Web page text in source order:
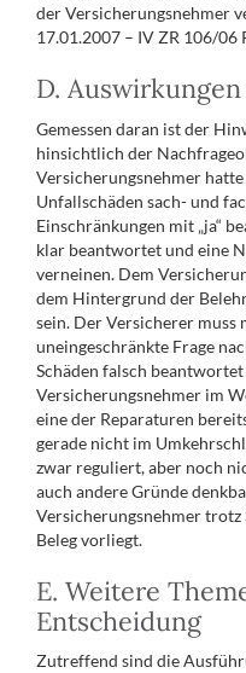
der Versicherungsnehmer
17.01.2007 – IV ZR 106/06
D.
Gemessen daran ist der
hinsichtlich der
Versicherungsnehmer
Unfallschäden sach- und
Einschränkungen mit „ja“
klar beantwortet und eine
verneinen. Dem
dem Hintergrund der
sein. Der Versicherer muss
uneingeschränkte Frage
Schäden falsch
Versicherungsnehmer im
eine der Reparaturen
gerade nicht im
zwar reguliert, aber noch
auch andere Gründe
Versicherungsnehmer trotz
Beleg vorliegt.
E. Weitere
Entscheidung
Zutreffend sind die